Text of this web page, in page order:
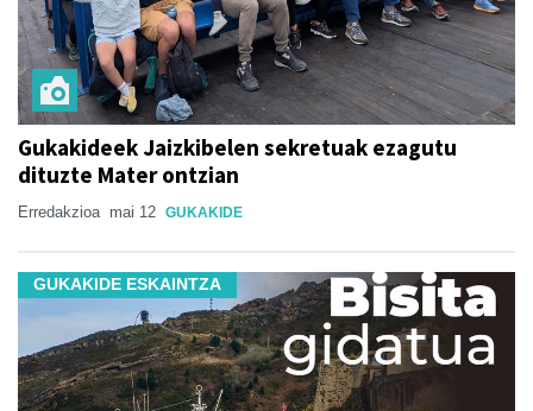
Gukakideek Jaizkibelen sekretuak ezagutu
dituzte Mater ontzian
Erredakzioa mai 12 GUKAKIDE
GUKAKIDE ESKAINTZA